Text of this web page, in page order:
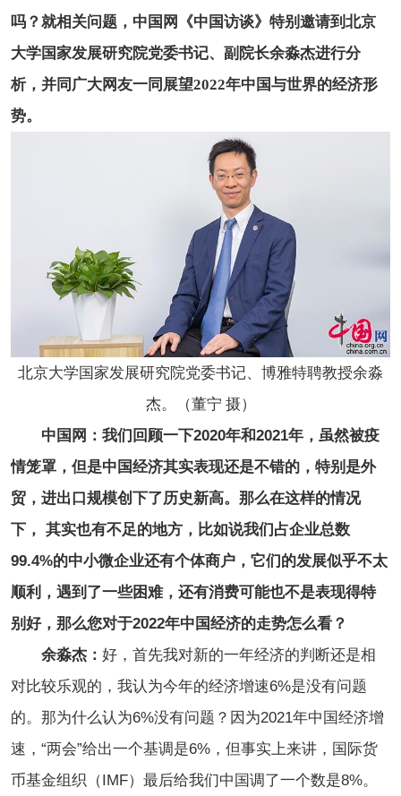
吗？就相关问题，中国网《中国访谈》特别邀请到北京
大学国家发展研究院党委书记、副院长余淼杰进行分
析，并同广大网友一同展望2022年中国与世界的经济形
势。
北京大学国家发展研究院党委书记、博雅特聘教授余淼
杰。（董宁 摄）
中国网：我们回顾一下2020年和2021年，虽然被疫
情笼罩，但是中国经济其实表现还是不错的，特别是外
贸，进出口规模创下了历史新高。那么在这样的情况
下， 其实也有不足的地方，比如说我们占企业总数
99.4%的中小微企业还有个体商户，它们的发展似乎不太
顺利，遇到了一些困难，还有消费可能也不是表现得特
别好，那么您对于2022年中国经济的走势怎么看？
余淼杰： 好，首先我对新的一年经济的判断还是相
对比较乐观的，我认为今年的经济增速6%是没有问题
的。那为什么认为6%没有问题？因为2021年中国经济增
速，“两会”给出一个基调是6%，但事实上来讲，国际货
币基金组织（IMF）最后给我们中国调了一个数是8%。